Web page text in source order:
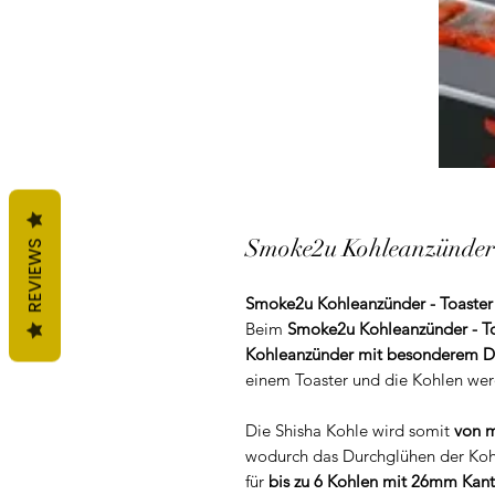
Smoke2u
Smoke2u Kohleanzünder - Toaster
Beim Smoke2u Kohleanzünder -
Kohleanzünder mit besonderem
einem Toaster und die Kohlen
Die Shisha Kohle wird somit von
wodurch das Durchglühen der
für bis zu 6 Kohlen mit 26mm
REVIEWS